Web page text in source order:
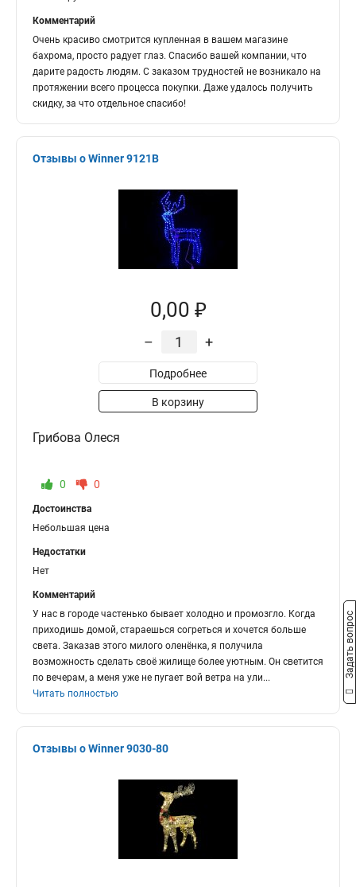
Комментарий
Очень красиво смотрится купленная в вашем магазине
бахрома, просто радует глаз. Спасибо вашей компании, что
дарите радость людям. С заказом трудностей не возникало на
протяжении всего процесса покупки. Даже удалось получить
скидку, за что отдельное спасибо!
Отзывы о Winner 9121B
0,00 ₽
– +
Подробнее
В корзину
Грибова Олеся
0 0
Достоинства
Небольшая цена
Недостатки
Нет
Комментарий
У нас в городе частенько бывает холодно и промозгло. Когда
приходишь домой, стараешься согреться и хочется больше
света. Заказав этого милого оленёнка, я получила
возможность сделать своё жилище более уютным. Он светится
по вечерам, а меня уже не пугает вой ветра на ули...
Читать полностью
Отзывы о Winner 9030-80
Задать вопрос